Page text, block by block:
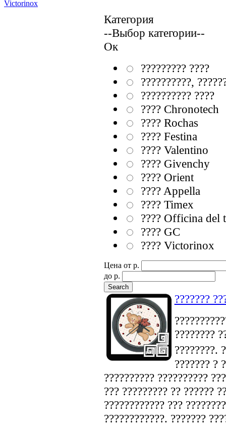
Victorinox
Категория
--Выбор категории--
Ок
????????? ????
??????????,
?????????? ????
???? Chronotech
???? Rochas
???? Festina
???? Valentino
???? Givenchy
???? Orient
???? Appella
???? Timex
???? Officina del
???? GC
???? Victorinox
Цена от p.
до p.
???????
????????
????????.
??????? ?
?????????? ??????????
??? ????????? ?? ??????
???????????? ???
????????????. ???????